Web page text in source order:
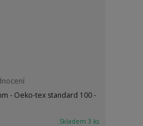
- Oeko-tex standard 100 -
Skladem 3 ks